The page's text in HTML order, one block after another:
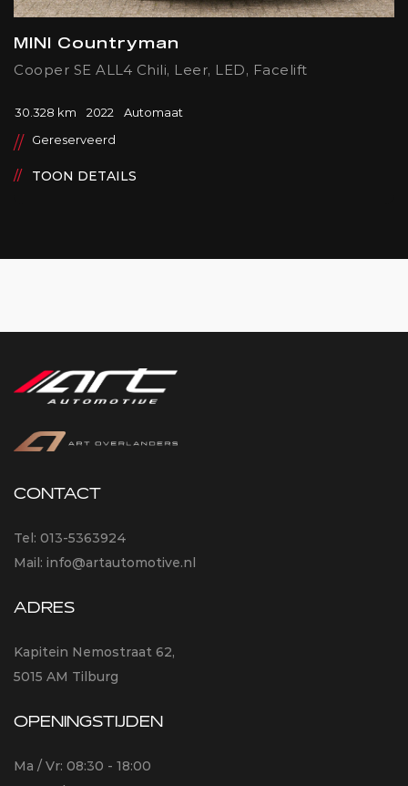
MINI Countryman
Cooper SE ALL4 Chili, Leer, LED, Facelift
30.328 km 2022
Automaat
Gereserveerd
TOON DETAILS
CONTACT
Tel: 013-5363924
Mail: info@artautomotive.nl
ADRES
Kapitein Nemostraat 62,
5015 AM Tilburg
OPENINGSTIJDEN
Ma / Vr: 08:30 - 18:00